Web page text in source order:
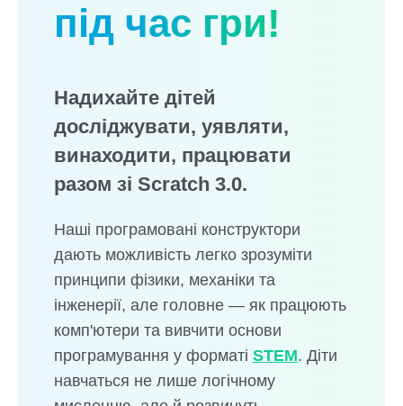
під час гри!
Надихайте дітей
досліджувати, уявляти,
винаходити, працювати
разом зі Scratch 3.0.
Наші програмовані конструктори
дають можливість легко зрозуміти
принципи фізики, механіки та
інженерії, але головне — як працюють
комп'ютери та вивчити основи
програмування у форматі STEM. Діти
навчаться не лише логічному